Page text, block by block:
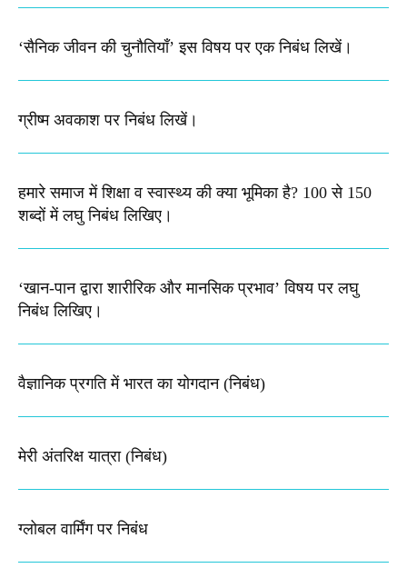
‘सैनिक जीवन की चुनौतियाँ’ इस विषय पर एक निबंध लिखें।
ग्रीष्म अवकाश पर निबंध लिखें।
हमारे समाज में शिक्षा व स्वास्थ्य की क्या भूमिका है? 100 से 150
शब्दों में लघु निबंध लिखिए।
‘खान-पान द्वारा शारीरिक और मानसिक प्रभाव’ विषय पर लघु
निबंध लिखिए।
वैज्ञानिक प्रगति में भारत का योगदान (निबंध)
मेरी अंतरिक्ष यात्रा (निबंध)
ग्लोबल वार्मिंग पर निबंध